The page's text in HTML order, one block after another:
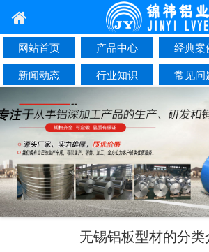
网站首页 产品中心 经典案
新闻动态
行业知识 常见问
联系我们
无锡铝板型材的分类